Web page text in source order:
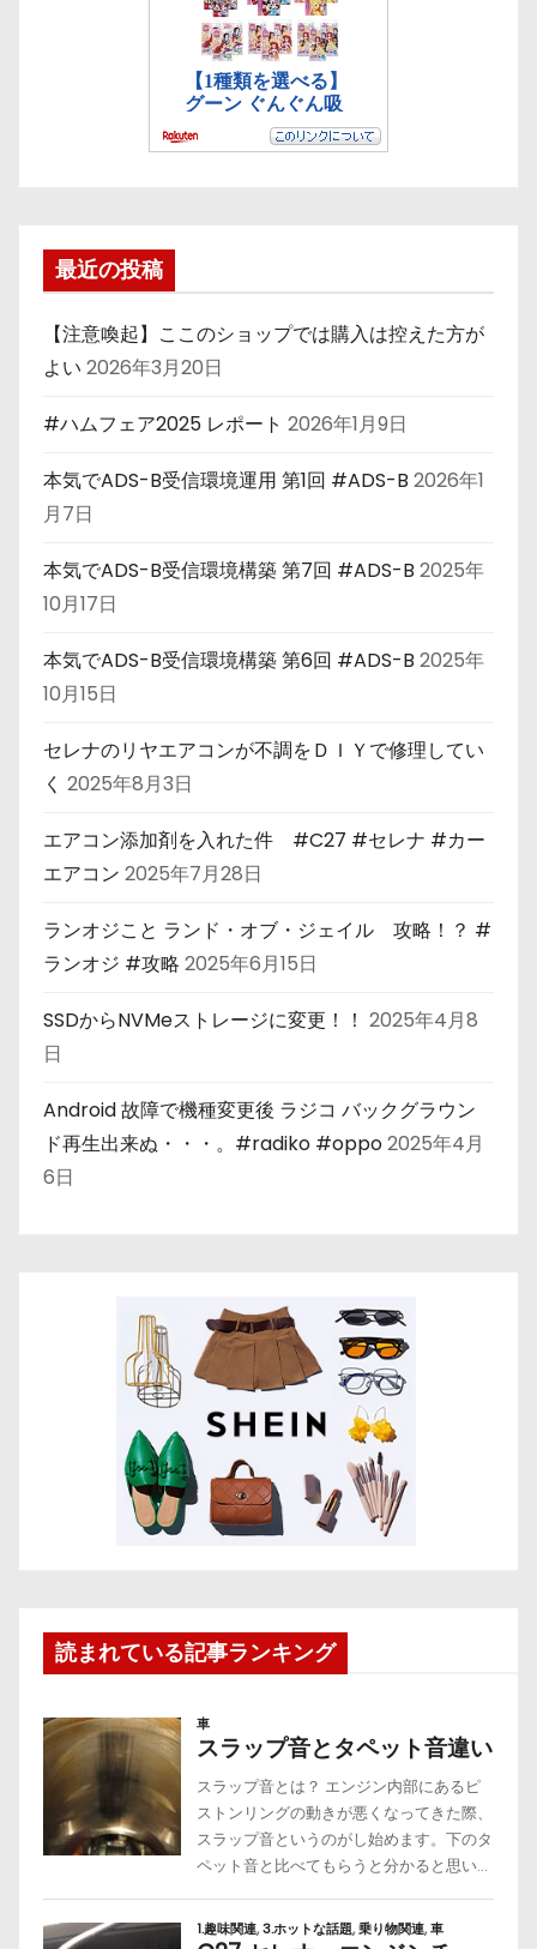
最近の投稿
【注意喚起】ここのショップでは購入は控えた方が
よい 2026年3月20日
#ハムフェア2025 レポート 2026年1月9日
本気でADS-B受信環境運用 第1回 #ADS-B 2026年1
月7日
本気でADS-B受信環境構築 第7回 #ADS-B 2025年
10月17日
本気でADS-B受信環境構築 第6回 #ADS-B 2025年
10月15日
セレナのリヤエアコンが不調をＤＩＹで修理してい
く 2025年8月3日
エアコン添加剤を入れた件 #C27 #セレナ #カー
エアコン 2025年7月28日
ランオジこと ランド・オブ・ジェイル 攻略！？ #
ランオジ #攻略 2025年6月15日
SSDからNVMeストレージに変更！！ 2025年4月8
日
Android 故障で機種変更後 ラジコ バックグラウン
ド再生出来ぬ・・・。#radiko #oppo2025年4月
6日
読まれている記事ランキング